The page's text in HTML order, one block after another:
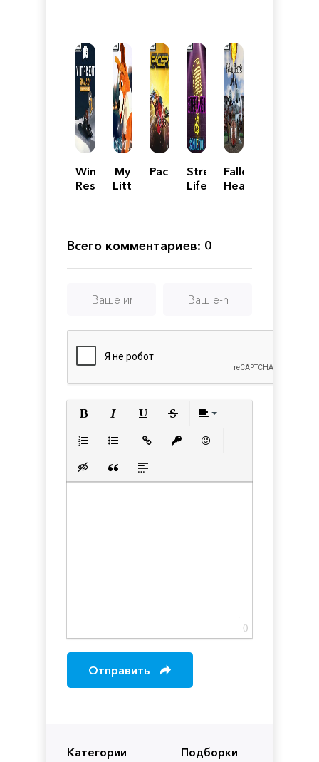
Категории Подборки
Winter
Resort
My
Little
Pacer
Streamer
Life
Fallen
Hearts
Всего комментариев: 0
Вставка скрытого текста
Вставка цитаты
Вставка спойлера
0
Отправить